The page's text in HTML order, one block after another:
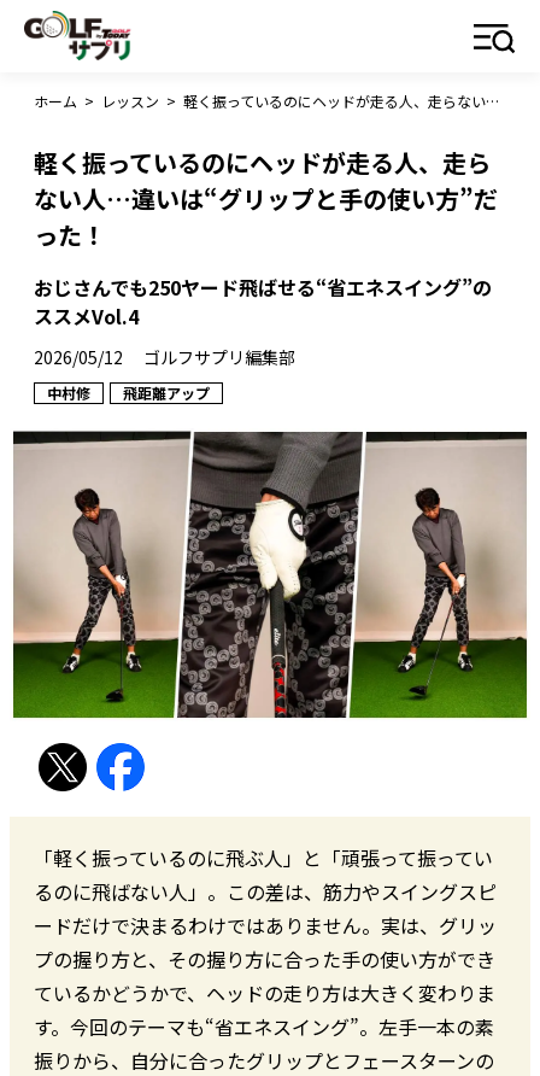
ホーム > レッスン > 軽く振っているのにヘッドが走る人、走らない人…違いは“グリップと手の使い方”だった！
軽く振っているのにヘッドが走る人、走ら
ない人…違いは“グリップと手の使い方”だ
った！
おじさんでも250ヤード飛ばせる“省エネスイング”の
ススメVol.4
2026/05/12 ゴルフサプリ編集部
中村修 飛距離アップ
「軽く振っているのに飛ぶ人」と「頑張って振ってい
るのに飛ばない人」。この差は、筋力やスイングスピ
ードだけで決まるわけではありません。実は、グリッ
プの握り方と、その握り方に合った手の使い方ができ
ているかどうかで、ヘッドの走り方は大きく変わりま
す。今回のテーマも“省エネスイング”。左手一本の素
振りから、自分に合ったグリップとフェースターンの